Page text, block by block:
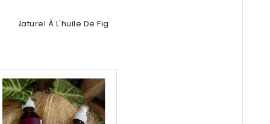
Naturel À L'huile De Figue De...